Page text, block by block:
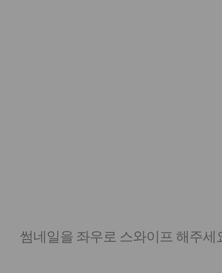
썸네일을 좌우로 스와이프 해주세